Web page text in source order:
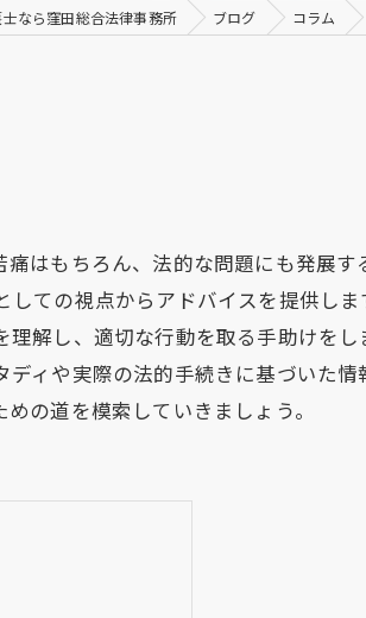
なら窪田総合法律事務所 ブログ コラム
はもちろん、法的な問題にも発展す
ての視点からアドバイスを提供しま
解し、適切な行動を取る手助けをし
ィや実際の法的手続きに基づいた情
の道を模索していきましょう。